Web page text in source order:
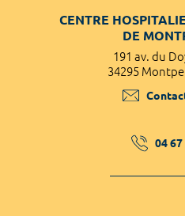
CENTRE
DE
191 av. du
34295
04 67